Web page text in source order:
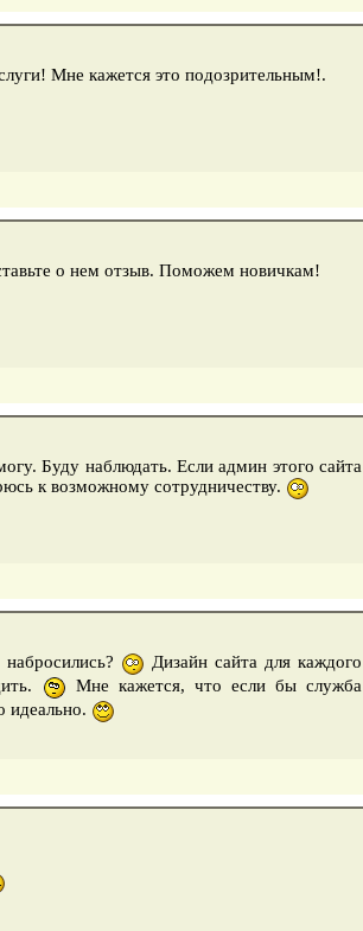
Мне кажется это подозрительным!.
о нем отзыв. Поможем новичкам!
Буду наблюдать. Если админ этого сайта
к возможному сотрудничеству.
Дизайн сайта для каждого
Мне кажется, что если бы служба
идеально.